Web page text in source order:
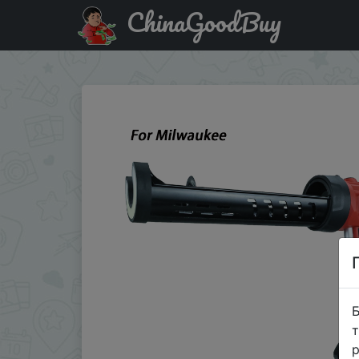
Придбати Electric Glass Caulking Gun for Milwaukee Li-
ChinaGoodBuy